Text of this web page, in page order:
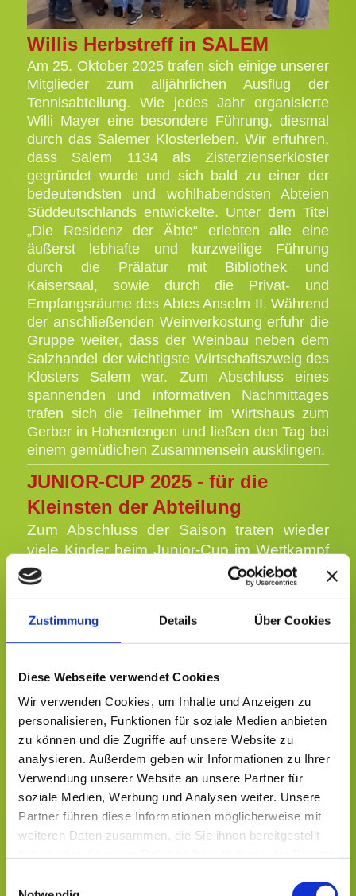
Zustimmung Details Über Cookies
Diese Webseite verwendet Cookies
Wir verwenden Cookies, um Inhalte und Anzeigen zu
personalisieren, Funktionen für soziale Medien anbieten
zu können und die Zugriffe auf unsere Website zu
analysieren. Außerdem geben wir Informationen zu Ihrer
Verwendung unserer Website an unsere Partner für
soziale Medien, Werbung und Analysen weiter. Unsere
Partner führen diese Informationen möglicherweise mit
weiteren Daten zusammen, die Sie ihnen bereitgestellt
Willis Herbstreff in SALEM
Am 25. Oktober 2025 trafen sich einige unserer
Mitglieder zum alljährlichen Ausflug der
Tennisabteilung. Wie jedes Jahr organisierte
Willi Mayer eine besondere Führung, diesmal
durch das Salemer Klosterleben. Wir erfuhren,
dass Salem 1134 als Zisterzienserkloster
gegründet wurde und sich bald zu einer der
bedeutendsten und wohlhabendsten Abteien
Süddeutschlands entwickelte. Unter dem Titel
„Die Residenz der Äbte“ erlebten alle eine
äußerst lebhafte und kurzweilige Führung
durch die Prälatur mit Bibliothek und
Kaisersaal, sowie durch die Privat- und
Empfangsräume des Abtes Anselm II. Während
der anschließenden Weinverkostung erfuhr die
Gruppe weiter, dass der Weinbau neben dem
Salzhandel der wichtigste Wirtschaftszweig des
Klosters Salem war. Zum Abschluss eines
spannenden und informativen Nachmittages
trafen sich die Teilnehmer im Wirtshaus zum
Gerber in Hohentengen und ließen den Tag bei
einem gemütlichen Zusammensein ausklingen.
JUNIOR-CUP 2025 - für die
Kleinsten der Abteilung
Zum Abschluss der Saison traten wieder
viele Kinder beim Junior-Cup im Wettkampf
um die begehrten Medaillen und tollen
Sachpreise gegeneinander an und zeigten
bei herbstlichem Wetter ihre Fortschritte aus
dem Training der vergangenen Saison. Bei
den Kleinsten hatten die Kinder in
zahlreichen Übungen ihre Geschicklichkeit
sowie ihre Schnelligkeit unter Beweis zu
stellen. Natürlich mussten sie auch ihre
erlernten Tennis-Grundschläge möglichst
oft, zielgenau und fehlerfrei vorführen.
schnitt
Minis